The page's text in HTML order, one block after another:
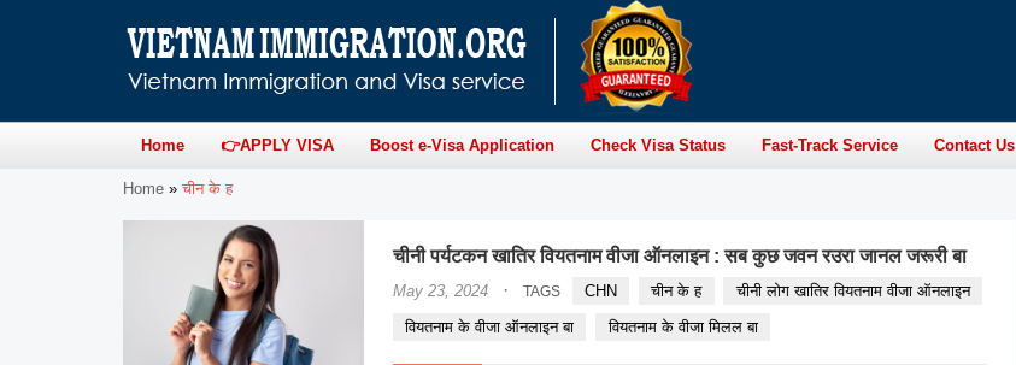
Home 👉APPLY VISA Boost e-Visa Application Check Visa Status Fast-Track Service Contact Us
Home » चीन के ह
चीनी पर्यटकन खातिर वियतनाम वीजा ऑनलाइन : सब कुछ जवन रउरा जानल जरूरी बा
May 23, 2024 · TAGS CHN चीन के ह
चीनी लोग खातिर वियतनाम वीजा ऑनलाइन
वियतनाम के वीजा ऑनलाइन बा
वियतनाम के वीजा मिलल बा